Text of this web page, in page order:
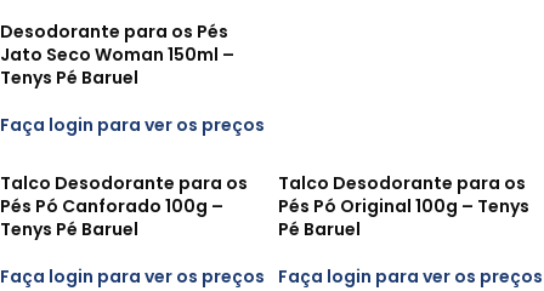
Desodorante para os Pés
Jato Seco Woman 150ml –
Tenys Pé Baruel
Faça login para ver os preços
Talco Desodorante para os
Pés Pó Canforado 100g –
Tenys Pé Baruel
Faça login para ver os preços
Talco Desodorante para os
Pés Pó Original 100g – Tenys
Pé Baruel
Faça login para ver os preços